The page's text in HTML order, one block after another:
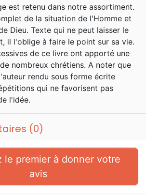
est retenu dans notre assortiment.
de la situation de l'Homme et
Dieu. Texte qui ne peut laisser le
il l'oblige à faire le point sur sa vie.
de ce livre ont apporté une
nombreux chrétiens. A noter que
rendu sous forme écrite
qui ne favorisent pas
l'idée.
(0)
avis